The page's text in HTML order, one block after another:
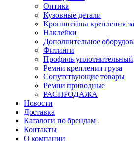
Оптика
Кузовные детали
Кронштейны крепления
Наклейки
Дополнительное
Фитинги
Профиль уплотнительный
Ремни крепления груза
Сопутствующие товары
Ремни приводные
РАСПРОДАЖА
Новости
Доставка
Каталоги по брендам
Контакты
О компании